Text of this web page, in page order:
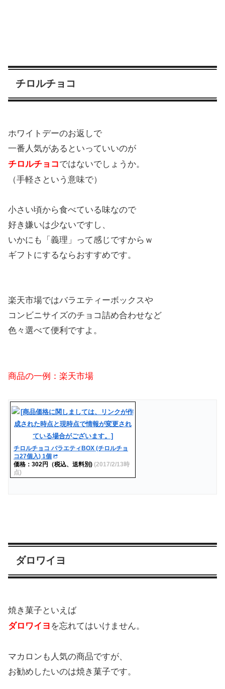
チロルチョコ
ホワイトデーのお返しで
一番人気があるといっていいのが
チロルチョコではないでしょうか。
（手軽さという意味で）
小さい頃から食べている味なので
好き嫌いは少ないですし、
いかにも「義理」って感じですからｗ
ギフトにするならおすすめです。
楽天市場ではバラエティーボックスや
コンビニサイズのチョコ詰め合わせなど
色々選べて便利ですよ。
商品の一例：楽天市場
チロルチョコ バラエティBOX (チロルチョ
コ27個入) 1個
価格：302円（税込、送料別) (2017/2/13時
点)
ダロワイヨ
焼き菓子といえば
ダロワイヨ を忘れてはいけません。
マカロンも人気の商品ですが、
お勧めしたいのは焼き菓子です。